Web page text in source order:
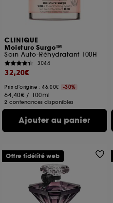
CLINIQUE
Moisture Surge™
Soin Auto-Réhydratant 100H
3044
32,20€
Prix d'origine : 46,00€ -30%
64,40€ / 100ml
2 contenances disponibles
Ajouter au panier
Offre fidélité web